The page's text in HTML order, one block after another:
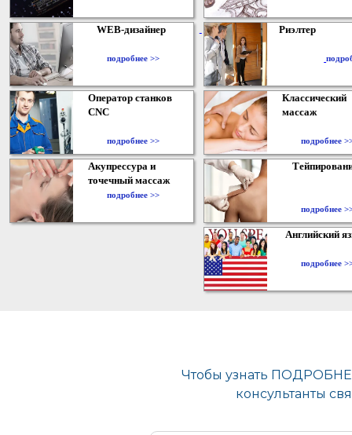
WEB-дизайнер
подробнее >>
Риэлтер
Оператор станков
CNC
подробнее >>
Классический
массаж
подробнее
Акупрессура и
точечный массаж
подробнее >>
подробнее
Английский
подробнее